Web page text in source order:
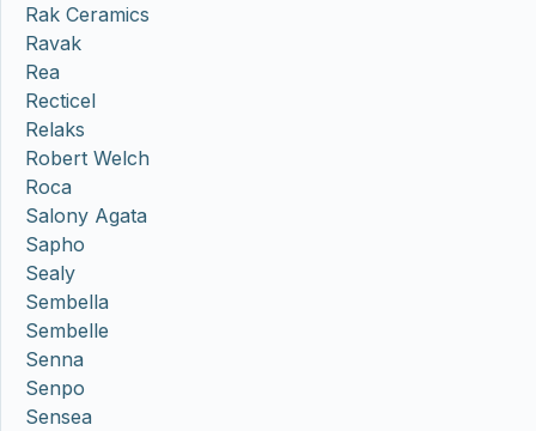
Rak Ceramics
Ravak
Rea
Recticel
Relaks
Robert Welch
Roca
Salony Agata
Sapho
Sealy
Sembella
Sembelle
Senna
Senpo
Sensea